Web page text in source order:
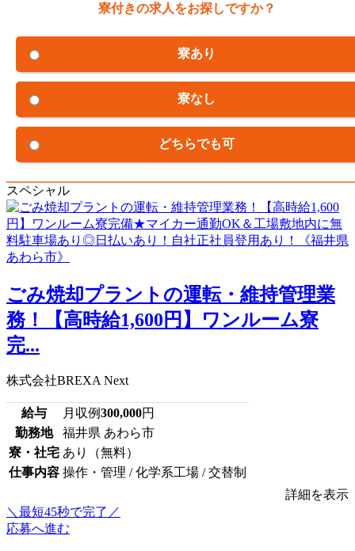
寮付きの求人をお探しですか？
寮あり
寮なし
どちらでも可
スペシャル
ごみ焼却プラントの運転・維持管理業
務！【高時給1,600円】ワンルーム寮
完...
株式会社BREXA Next
給与 月収例300,000円
勤務地
福井県 あわら市
寮・社宅 あり（無料）
仕事内容 操作・管理 / 化学系工場 / 交替制
詳細を表示
＼最短45秒で完了／
応募へ進む